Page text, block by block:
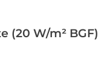
(20 W/m² BGF)